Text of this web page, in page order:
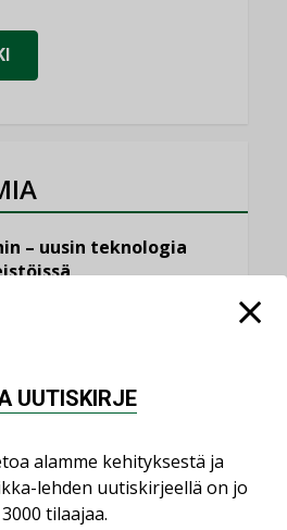
– uusin teknologia
on vailla toimivaa
EPD-dokumenteista
UUTISKIRJE
alamme kehityksestä ja
lehden uutiskirjeellä on jo
tilaajaa.